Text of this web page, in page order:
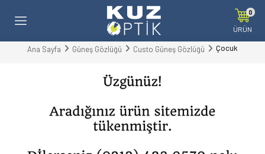
0
ÜRÜN
Ana Sayfa Güneş Gözlüğü Custo Güneş Gözlüğü Çocuk